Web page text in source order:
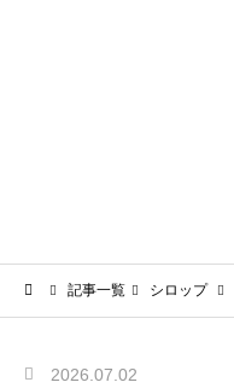
記事一覧 シロップ
2026.07.02